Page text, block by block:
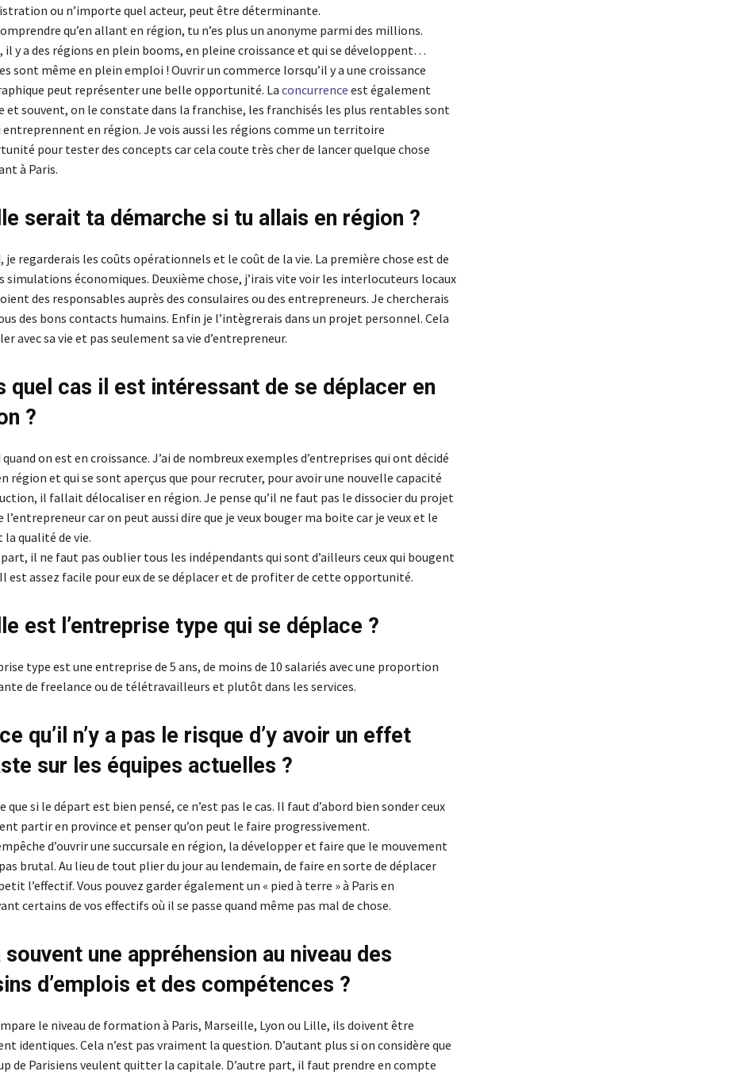
ou n’importe quel acteur, peut être déterminante.
qu’en allant en région, tu n’es plus un anonyme parmi des millions.
il y a des régions en plein booms, en pleine croissance et qui se développent…
sont même en plein emploi ! Ouvrir un commerce lorsqu’il y a une croissance
peut représenter une belle opportunité. La concurrence est également
et souvent, on le constate dans la franchise, les franchisés les plus rentables sont
entreprennent en région. Je vois aussi les régions comme un territoire
pour tester des concepts car cela coute très cher de lancer quelque chose
à Paris.
serait ta démarche si tu allais en région ?
je regarderais les coûts opérationnels et le coût de la vie. La première chose est de
simulations économiques. Deuxième chose, j’irais vite voir les interlocuteurs locaux
des responsables auprès des consulaires ou des entrepreneurs. Je chercherais
des bons contacts humains. Enfin je l’intègrerais dans un projet personnel. Cela
avec sa vie et pas seulement sa vie d’entrepreneur.
quel cas il est intéressant de se déplacer en
?
quand on est en croissance. J’ai de nombreux exemples d’entreprises qui ont décidé
région et qui se sont aperçus que pour recruter, pour avoir une nouvelle capacité
il fallait délocaliser en région. Je pense qu’il ne faut pas le dissocier du projet
l’entrepreneur car on peut aussi dire que je veux bouger ma boite car je veux et le
qualité de vie.
part, il ne faut pas oublier tous les indépendants qui sont d’ailleurs ceux qui bougent
est assez facile pour eux de se déplacer et de profiter de cette opportunité.
est l’entreprise type qui se déplace ?
type est une entreprise de 5 ans, de moins de 10 salariés avec une proportion
de freelance ou de télétravailleurs et plutôt dans les services.
qu’il n’y a pas le risque d’y avoir un effet
sur les équipes actuelles ?
que si le départ est bien pensé, ce n’est pas le cas. Il faut d’abord bien sonder ceux
partir en province et penser qu’on peut le faire progressivement.
d’ouvrir une succursale en région, la développer et faire que le mouvement
brutal. Au lieu de tout plier du jour au lendemain, de faire en sorte de déplacer
l’effectif. Vous pouvez garder également un « pied à terre » à Paris en
certains de vos effectifs où il se passe quand même pas mal de chose.
souvent une appréhension au niveau des
d’emplois et des compétences ?
le niveau de formation à Paris, Marseille, Lyon ou Lille, ils doivent être
identiques. Cela n’est pas vraiment la question. D’autant plus si on considère que
de Parisiens veulent quitter la capitale. D’autre part, il faut prendre en compte